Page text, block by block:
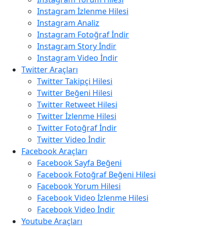
Instagram İzlenme Hilesi
Instagram Analiz
Instagram Fotoğraf İndir
Instagram Story İndir
Instagram Video İndir
Twitter Araçları
Twitter Takipçi Hilesi
Twitter Beğeni Hilesi
Twitter Retweet Hilesi
Twitter İzlenme Hilesi
Twitter Fotoğraf İndir
Twitter Video İndir
Facebook Araçları
Facebook Sayfa Beğeni
Facebook Fotoğraf Beğeni Hilesi
Facebook Yorum Hilesi
Facebook Video İzlenme Hilesi
Facebook Video İndir
Youtube Araçları